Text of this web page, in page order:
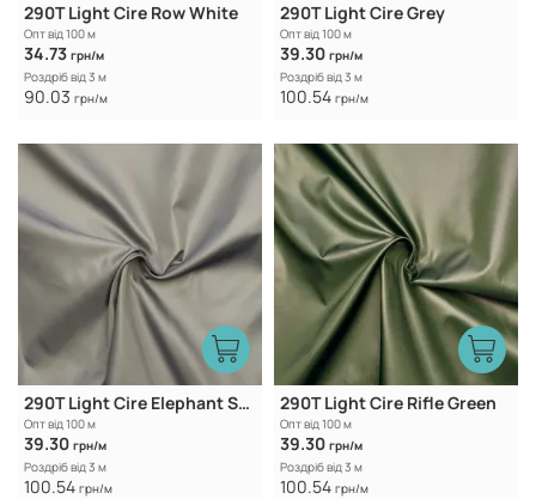
290T Light Cire Row White
Опт від 100 м
34.73 грн/м
Роздріб від 3 м
90.03 грн/м
290T Light Cire Grey
Опт від 100 м
39.30 грн/м
Роздріб від 3 м
100.54 грн/м
290T Light Cire Elephant Skin
Опт від 100 м
39.30 грн/м
Роздріб від 3 м
100.54 грн/м
290T Light Cire Rifle Green
Опт від 100 м
39.30 грн/м
Роздріб від 3 м
100.54 грн/м